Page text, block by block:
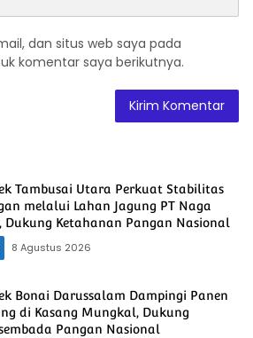
dan situs web saya pada
komentar saya berikutnya.
Tambusai Utara Perkuat Stabilitas
melalui Lahan Jagung PT Naga
Dukung Ketahanan Pangan Nasional
8 Agustus 2026
Bonai Darussalam Dampingi Panen
di Kasang Mungkal, Dukung
Pangan Nasional